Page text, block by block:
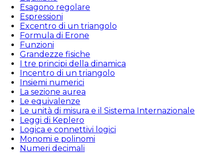
Esagono regolare
Espressioni
Excentro di un triangolo
Formula di Erone
Funzioni
Grandezze fisiche
I tre principi della dinamica
Incentro di un triangolo
Insiemi numerici
La sezione aurea
Le equivalenze
Le unità di misura e il Sistema Internazionale
Leggi di Keplero
Logica e connettivi logici
Monomi e polinomi
Numeri decimali